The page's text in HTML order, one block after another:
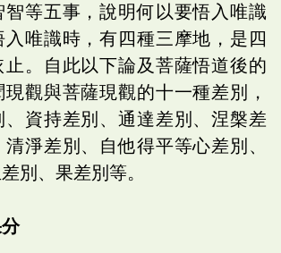
等五事，說明何以要悟入唯識
唯識時，有四種三摩地，是四
。自此以下論及菩薩悟道後的
觀與菩薩現觀的十一種差別，
、資持差別、通達差別、涅槃差
淨差別、自他得平等心差別、
別、果差別等。